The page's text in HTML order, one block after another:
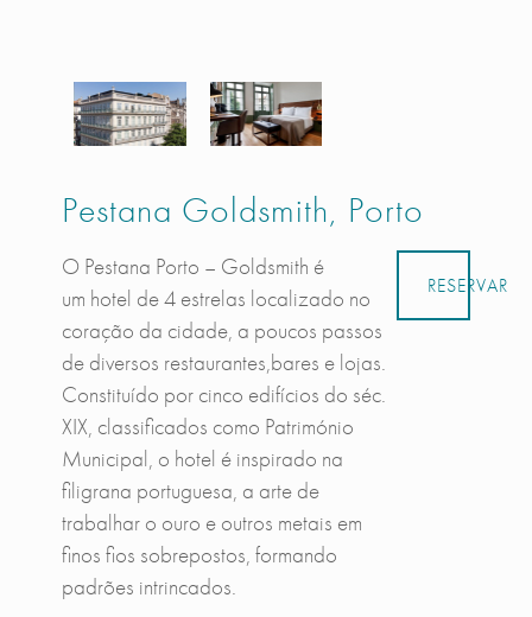
Pestana Goldsmith, Porto
O Pestana Porto – Goldsmith é
um hotel de 4 estrelas localizado no
coração da cidade, a poucos passos
de diversos restaurantes,bares e lojas.
Constituído por cinco edifícios do séc.
XIX, classificados como Património
Municipal, o hotel é inspirado na
filigrana portuguesa, a arte de
trabalhar o ouro e outros metais em
finos fios sobrepostos, formando
padrões intrincados.
RESERVAR